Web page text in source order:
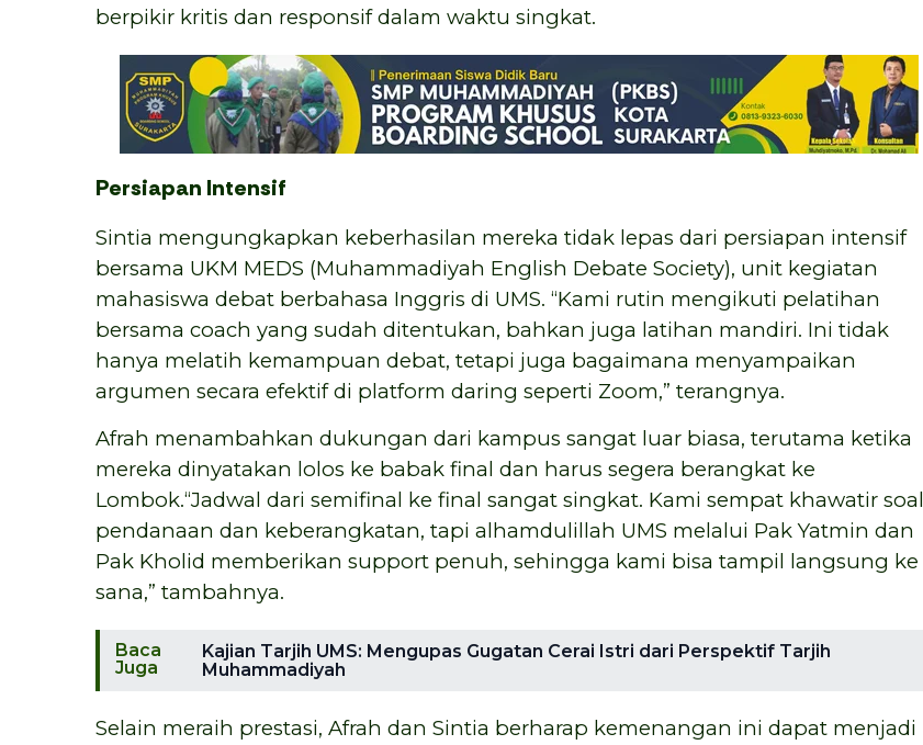
berpikir kritis dan responsif dalam waktu singkat.
Persiapan Intensif
Sintia mengungkapkan keberhasilan mereka tidak lepas dari persiapan intensif
bersama UKM MEDS (Muhammadiyah English Debate Society), unit kegiatan
mahasiswa debat berbahasa Inggris di UMS. “Kami rutin mengikuti pelatihan
bersama coach yang sudah ditentukan, bahkan juga latihan mandiri. Ini tidak
hanya melatih kemampuan debat, tetapi juga bagaimana menyampaikan
argumen secara efektif di platform daring seperti Zoom,” terangnya.
Afrah menambahkan dukungan dari kampus sangat luar biasa, terutama ketika
mereka dinyatakan lolos ke babak final dan harus segera berangkat ke
Lombok.“Jadwal dari semifinal ke final sangat singkat. Kami sempat khawatir soal
pendanaan dan keberangkatan, tapi alhamdulillah UMS melalui Pak Yatmin dan
Pak Kholid memberikan support penuh, sehingga kami bisa tampil langsung ke
sana,” tambahnya.
Baca
Juga
Kajian Tarjih UMS: Mengupas Gugatan Cerai Istri dari Perspektif Tarjih
Muhammadiyah
Selain meraih prestasi, Afrah dan Sintia berharap kemenangan ini dapat menjadi